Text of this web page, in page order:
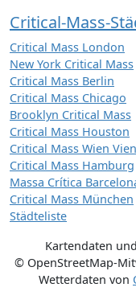
Critical-Mass-
Critical Mass London
New York Critical Mass
Critical Mass Berlin
Critical Mass Chicago
Brooklyn Critical Mass
Critical Mass Houston
Critical Mass Wien
Critical Mass Hamburg
Massa Crítica
Critical Mass München
Städteliste
Kartendaten
© OpenStreetMap-
Wetterdaten von